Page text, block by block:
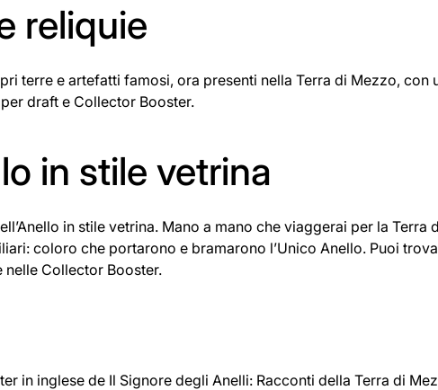
reliquie
terre e artefatti famosi, ora presenti nella Terra di Mezzo, con
draft e Collector Booster.
in stile vetrina
in stile vetrina. Mano a mano che viaggerai per la Terra
coloro che portarono e bramarono l’Unico Anello. Puoi
nelle Collector Booster.
in inglese de Il Signore degli Anelli: Racconti della Terra di